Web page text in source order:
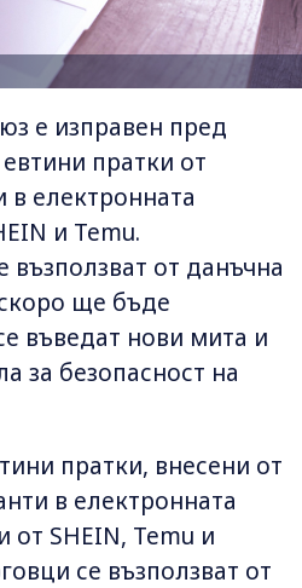
е изправен пред
пратки от
в електронната
и Temu.
възползват от данъчна
ще бъде
въведат нови мита и
за безопасност на
пратки, внесени от
в електронната
от SHEIN, Temu и
се възползват от